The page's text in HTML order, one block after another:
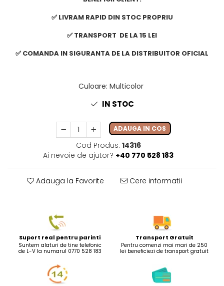
✅ LIVRAM RAPID DIN STOC PROPRIU
✅ TRANSPORT DE LA 15 LEI
✅ COMANDA IN SIGURANTA DE LA DISTRIBUITOR OFICIAL
Culoare: Multicolor
IN STOC
ADAUGA IN COS
Cod Produs: 14316
Ai nevoie de ajutor? +40 770 528 183
Adauga la Favorite Cere informatii
Suport real pentru parinti
Suntem alaturi de tine telefonic
de L-V la numarul 0770 528 183
Transport Gratuit
Pentru comenzi mai mari de 250
lei beneficiezi de transport gratuit